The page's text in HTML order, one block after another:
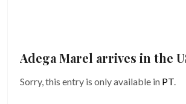
Adega Marel arrives in the
Sorry, this entry is only available in PT.